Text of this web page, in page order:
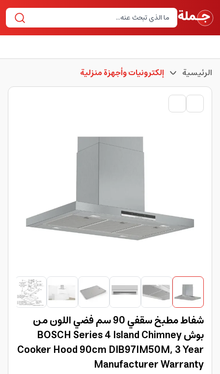
الرئيسية إلكترونيات وأجهزة منزلية
شفاط مطبخ سقفي 90 سم فضي اللون من
بوش BOSCH Series 4 Island Chimney
Cooker Hood 90cm DIB97IM50M, 3 Year
Manufacturer Warranty